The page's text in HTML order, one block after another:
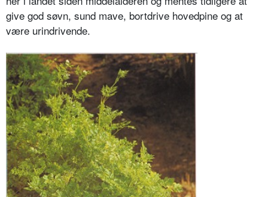
give god søvn, sund mave, bortdrive hovedpine og at
være urindrivende.